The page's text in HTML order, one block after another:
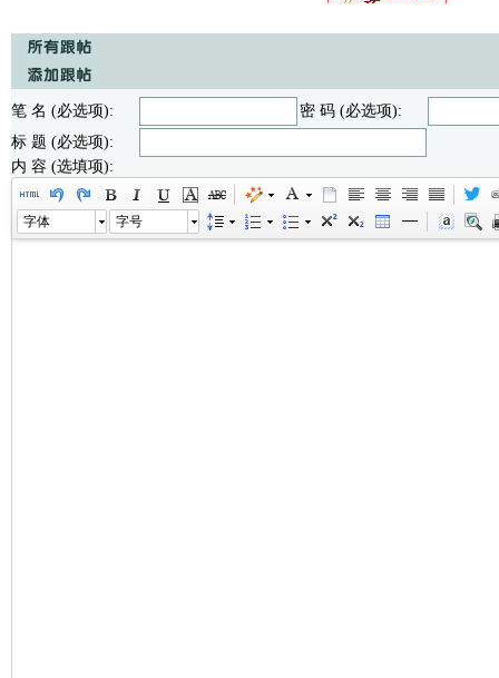
笔 名 (必选项):
密 码 (必选项):
标 题 (必选项):
内 容 (选填项):
字体 字号